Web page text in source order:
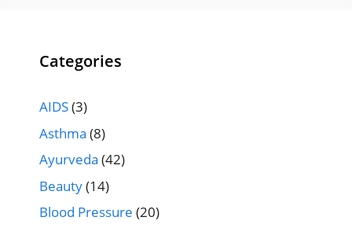
Categories
AIDS(3)
Asthma (8)
Ayurveda (42)
Beauty(14)
Blood Pressure (20)